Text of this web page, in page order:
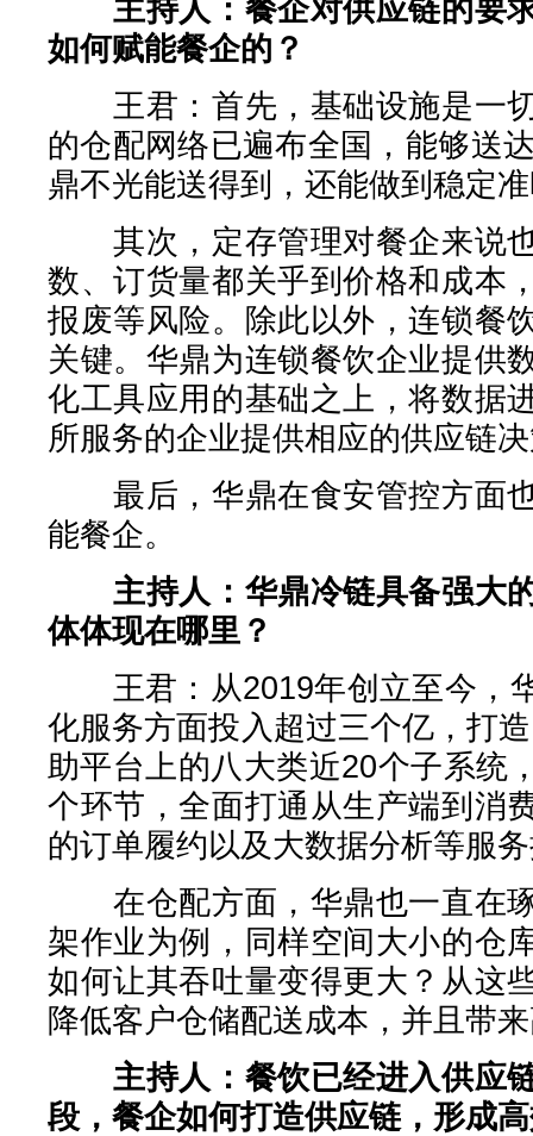
主持人：餐企对供应链的要
如何赋能餐企的？
王君：首先，基础设施是一
的仓配网络已遍布全国，能够送
鼎不光能送得到，还能做到稳定
其次，定存管理对餐企来说
数、订货量都关乎到价格和成本
报废等风险。除此以外，连锁餐
关键。华鼎为连锁餐饮企业提供
化工具应用的基础之上，将数据
所服务的企业提供相应的供应链
最后，华鼎在食安管控方面
能餐企。
主持人：华鼎冷链具备强大
体体现在哪里？
王君：从2019年创立至今，
化服务方面投入超过三个亿，打
助平台上的八大类近20个子系统
个环节，全面打通从生产端到消
的订单履约以及大数据分析等服
在仓配方面，华鼎也一直在
架作业为例，同样空间大小的仓
如何让其吞吐量变得更大？从这
降低客户仓储配送成本，并且带
主持人：餐饮已经进入供应
段，餐企如何打造供应链，形成